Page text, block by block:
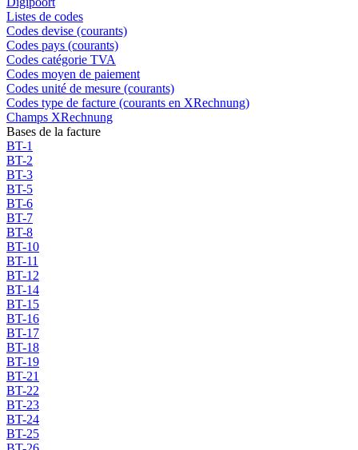
Listes de codes
Codes devise (courants)
Codes pays (courants)
Codes catégorie TVA
Codes moyen de paiement
Codes unité de mesure (courants)
Codes type de facture (courants en XRechnung)
Champs XRechnung
Bases de la facture
BT-1
BT-2
BT-3
BT-5
BT-6
BT-7
BT-8
BT-10
BT-11
BT-12
BT-14
BT-15
BT-16
BT-17
BT-18
BT-19
BT-21
BT-22
BT-23
BT-24
BT-25